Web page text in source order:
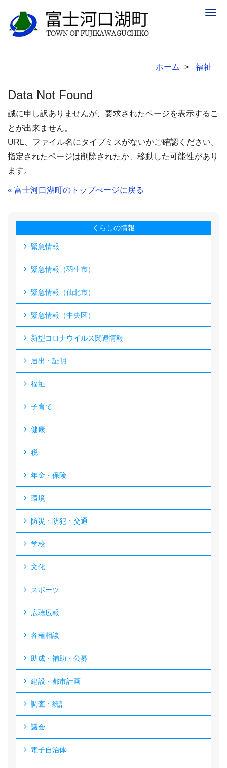
ホーム 福祉
Data Not Found
誠に申し訳ありませんが、要求されたページを表示するこ
とが出来ません。
URL、ファイル名にタイプミスがないかご確認ください。
指定されたページは削除されたか、移動した可能性があり
ます。
« 富士河口湖町のトップぺージに戻る
くらしの情報
緊急情報
緊急情報（羽生市）
緊急情報（仙北市）
緊急情報（中央区）
新型コロナウイルス関連情報
届出・証明
福祉
子育て
健康
税
年金・保険
環境
防災・防犯・交通
学校
文化
スポーツ
広聴広報
各種相談
助成・補助・公募
建設・都市計画
調査・統計
議会
電子自治体